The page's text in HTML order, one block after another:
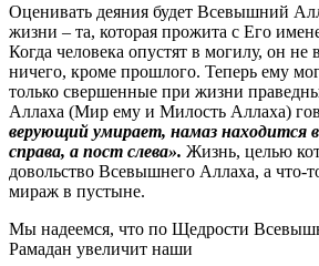
Оценивать деяния будет Всевышний
жизни – та, которая прожита с Его
Когда человека опустят в могилу, он не
ничего, кроме прошлого. Теперь ему
только свершенные при жизни
Аллаха (Мир ему и Милость Аллаха)
верующий умирает, намаз находится в
справа, а пост слева». Жизнь, целью
довольство Всевышнего Аллаха, а что-
мираж в пустыне.
Мы надеемся, что по Щедрости
Рамадан увеличит наши